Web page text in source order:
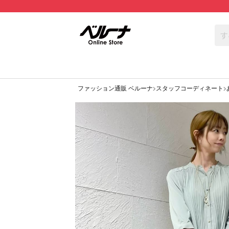
ファッション通販 ベルーナ スタッフコーディネート